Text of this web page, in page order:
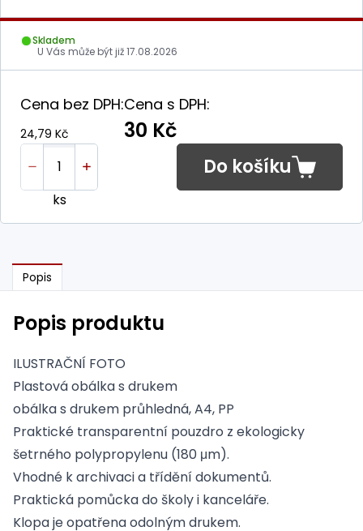
Skladem
U Vás může být již17.08.2026
Cena bez DPH:
24,79 Kč
Cena s DPH:
30 Kč
ks
Do košíku
Popis
Popis produktu
ILUSTRAČNÍ FOTO
Plastová obálka s drukem
obálka s drukem průhledná, A4, PP
Praktické transparentní pouzdro z ekologicky
šetrného polypropylenu (180 μm).
Vhodné k archivaci a třídění dokumentů.
Praktická pomůcka do školy i kanceláře.
Klopa je opatřena odolným drukem.